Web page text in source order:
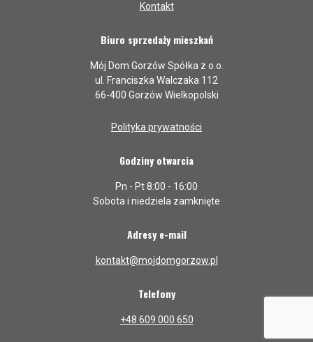
Kontakt
Biuro sprzedaży mieszkań
Mój Dom Gorzów Spółka z o.o.
ul. Franciszka Walczaka 112
66-400 Gorzów Wielkopolski
Polityka prywatności
Godziny otwarcia
Pn - Pt 8:00 - 16:00
Sobota i niedziela zamknięte
Adresy e-mail
kontakt@mojdomgorzow.pl
Telefony
+48 609 000 650